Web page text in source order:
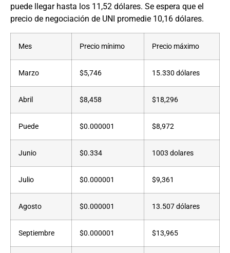
puede llegar hasta los 11,52 dólares. Se espera que el
precio de negociación de UNI promedie 10,16 dólares.
Mes Precio mínimo Precio máximo
Marzo $5,746 15.330 dólares
Abril $8,458 $18,296
Puede $0.000001 $8,972
Junio $0.334 1003 dolares
Julio $0.000001 $9,361
Agosto $0.000001 13.507 dólares
Septiembre $0.000001 $13,965